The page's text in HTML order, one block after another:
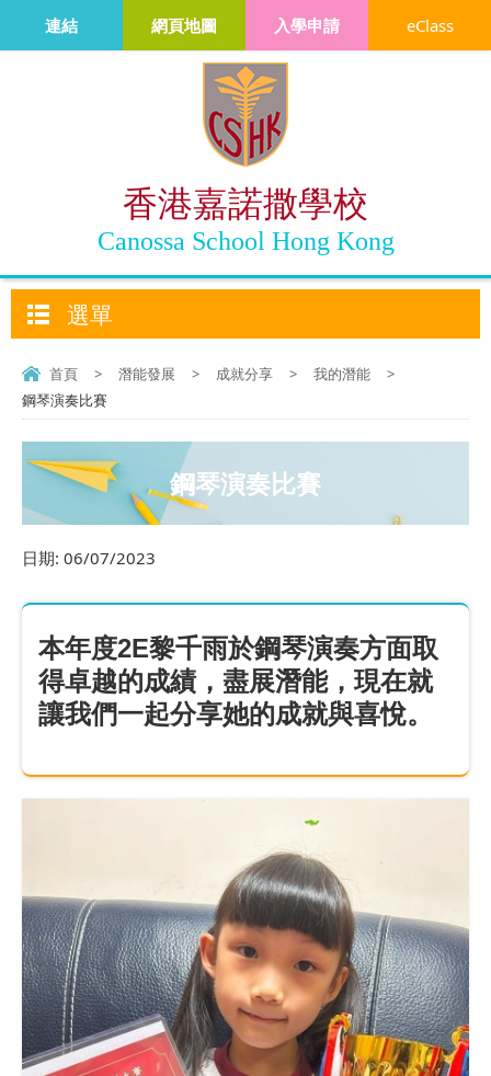
香港嘉諾撒學校
Canossa School Hong Kong
連結 網頁地圖 入學申請 eClass
選單
首頁 > 潛能發展 > 成就分享 > 我的潛能
>
鋼琴演奏比賽
鋼琴演奏比賽
日期: 06/07/2023
本年度2E黎千雨於鋼琴演奏方面取
得卓越的成績，盡展潛能，現在就
讓我們一起分享她的成就與喜悅。